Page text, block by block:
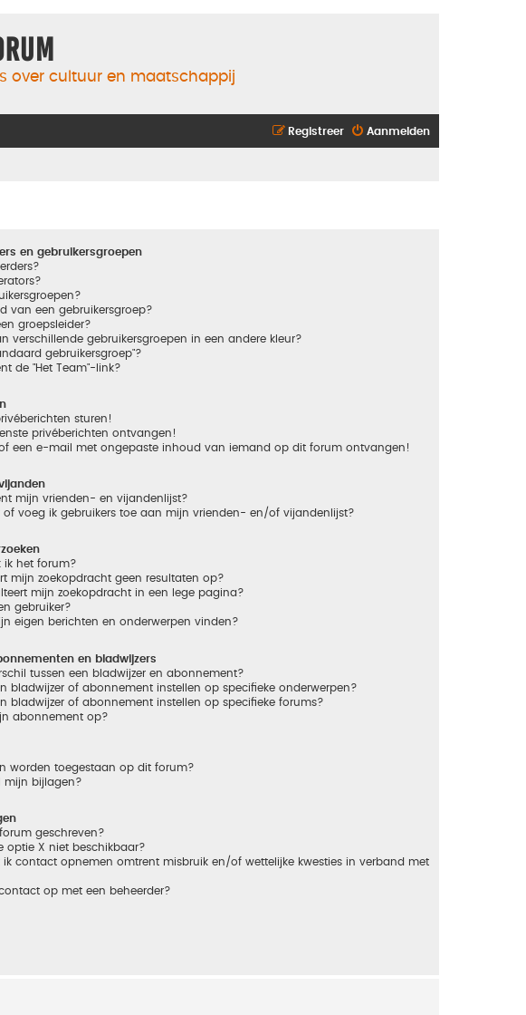
over cultuur en maatschappij
Aanmelden
Registreer
en gebruikersgroepen
van een gebruikersgroep?
groepsleider?
verschillende gebruikersgroepen in een andere kleur?
gebruikersgroep"?
de "Het Team"-link?
sturen!
privéberichten ontvangen!
of een e-mail met ongepaste inhoud van iemand op dit forum ontvangen!
mijn vrienden- en vijandenlijst?
of voeg ik gebruikers toe aan mijn vrienden- en/of vijandenlijst?
ik het forum?
mijn zoekopdracht geen resultaten op?
mijn zoekopdracht in een lege pagina?
gebruiker?
eigen berichten en onderwerpen vinden?
en bladwijzers
tussen een bladwijzer en abonnement?
bladwijzer of abonnement instellen op specifieke onderwerpen?
bladwijzer of abonnement instellen op specifieke forums?
abonnement op?
worden toegestaan op dit forum?
mijn bijlagen?
geschreven?
optie X niet beschikbaar?
ik contact opnemen omtrent misbruik en/of wettelijke kwesties in verband met
op met een beheerder?